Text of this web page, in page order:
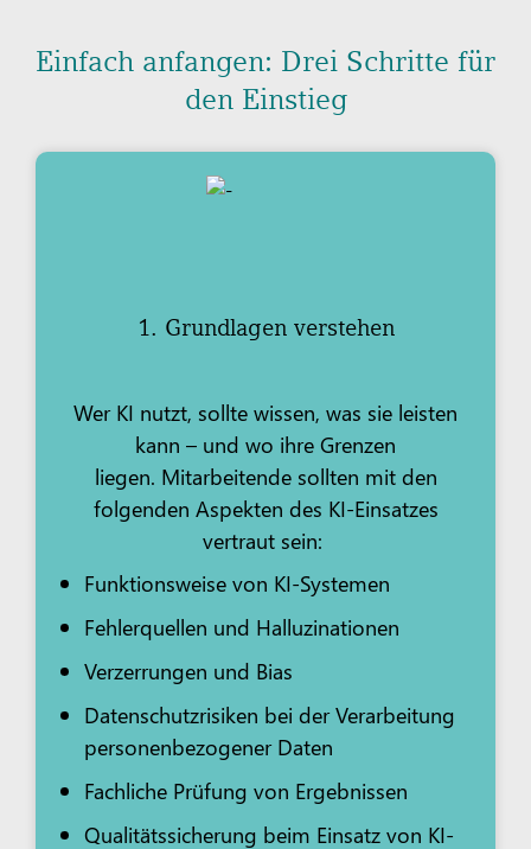
Einfach anfangen: Drei Schritte für
den Einstieg
1. Grundlagen verstehen
Wer KI nutzt, sollte wissen, was sie leisten
kann – und wo ihre Grenzen
liegen. Mitarbeitende sollten mit den
folgenden Aspekten des KI-Einsatzes
vertraut sein:
Funktionsweise von KI-Systemen
Fehlerquellen und Halluzinationen
Verzerrungen und Bias
Datenschutzrisiken bei der Verarbeitung
personenbezogener Daten
Fachliche Prüfung von Ergebnissen
Qualitätssicherung beim Einsatz von KI-